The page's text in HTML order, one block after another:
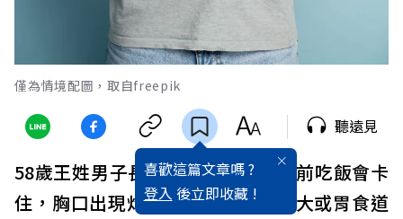
僅為情境配圖，取自freepik
喜歡這篇文章嗎 ?
登入 後立即收藏 !
聽遠見
58歲王姓男子長年吸菸喝酒，半年前吃飯會卡
住，胸口出現灼熱感，本以為年紀大或胃食道